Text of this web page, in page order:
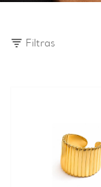
Filtras